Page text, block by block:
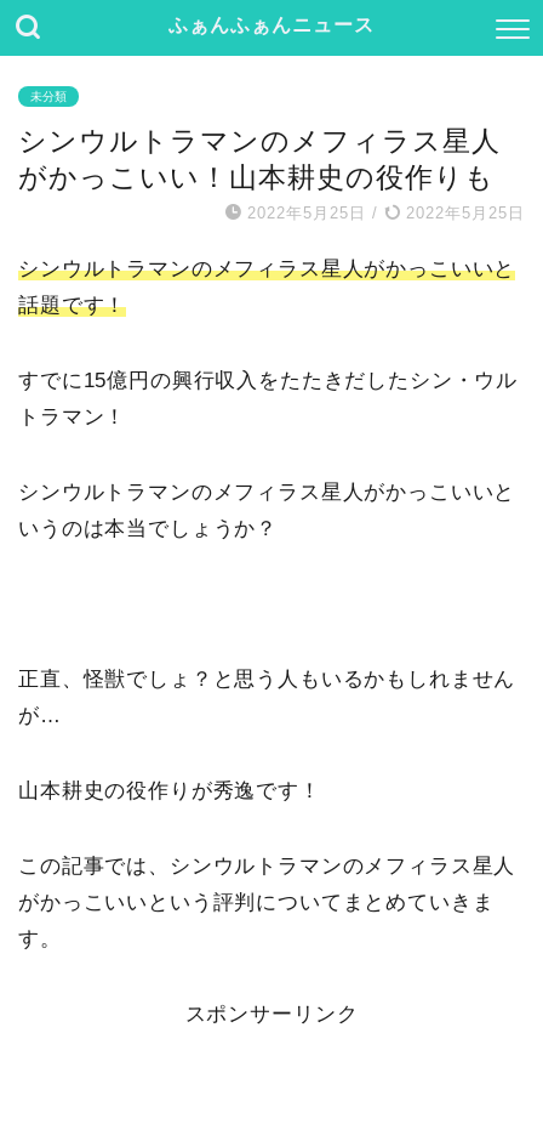
ふぁんふぁんニュース
未分類
シンウルトラマンのメフィラス星人
がかっこいい！山本耕史の役作りも
2022年5月25日 / 2022年5月25日
シンウルトラマンのメフィラス星人がかっこいいと
話題です！
すでに15億円の興行収入をたたきだしたシン・ウル
トラマン！
シンウルトラマンのメフィラス星人がかっこいいと
いうのは本当でしょうか？
正直、怪獣でしょ？と思う人もいるかもしれません
が…
山本耕史の役作りが秀逸です！
この記事では、シンウルトラマンのメフィラス星人
がかっこいいという評判についてまとめていきま
す。
スポンサーリンク